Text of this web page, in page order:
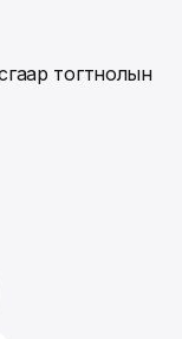
тогтнолын